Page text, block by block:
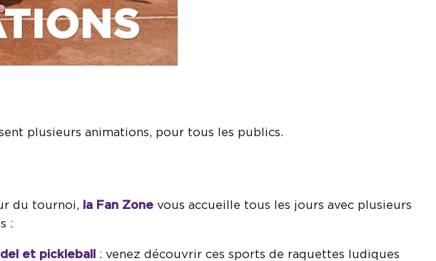
plusieurs animations, pour tous les publics.
du tournoi, la Fan Zone vous accueille tous les jours avec plusieurs
:
et pickleball
: venez découvrir ces sports de raquettes ludiques